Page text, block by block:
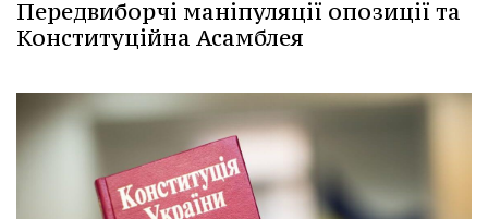
Передвиборчі маніпуляції опозиції та
Конституційна Асамблея